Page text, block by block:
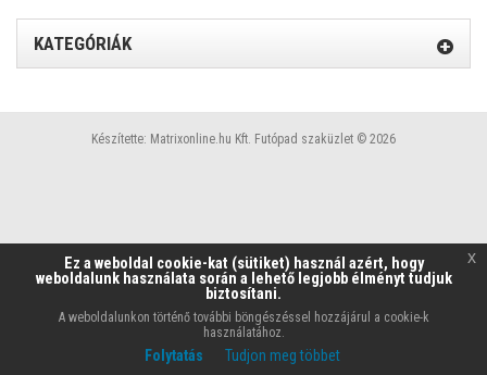
KATEGÓRIÁK
Készítette: Matrixonline.hu Kft. Futópad szaküzlet © 2026
Ez a weboldal cookie-kat (sütiket) használ azért, hogy
weboldalunk használata során a lehető legjobb élményt tudjuk
biztosítani.
A weboldalunkon történő további böngészéssel hozzájárul a cookie-k
használatához.
Folytatás Tudjon meg többet
x